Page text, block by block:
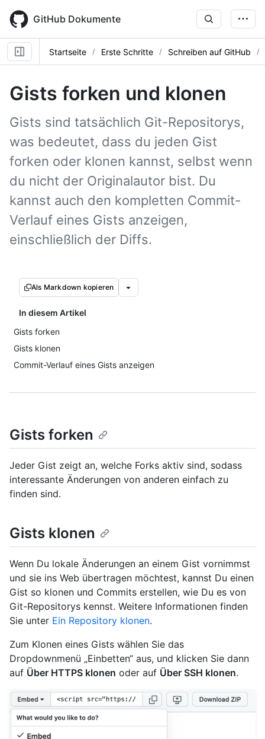
main
content
GitHub Dokumente
Startseite Erste Schritte Schreiben auf GitHub
Gists forken und klonen
Gists sind tatsächlich Git-Repositorys,
was bedeutet, dass du jeden Gist
forken oder klonen kannst, selbst wenn
du nicht der Originalautor bist. Du
kannst auch den kompletten Commit-
Verlauf eines Gists anzeigen,
einschließlich der Diffs.
Als Markdown kopieren
In diesem Artikel
Gists forken
Gists klonen
Commit-Verlauf eines Gists anzeigen
Gists forken
Jeder Gist zeigt an, welche Forks aktiv sind, sodass
interessante Änderungen von anderen einfach zu
finden sind.
Gists klonen
Wenn Du lokale Änderungen an einem Gist vornimmst
und sie ins Web übertragen möchtest, kannst Du einen
Gist so klonen und Commits erstellen, wie Du es von
Git-Repositorys kennst. Weitere Informationen finden
Sie unter Ein Repository klonen.
Zum Klonen eines Gists wählen Sie das
Dropdownmenü „Einbetten“ aus, und klicken Sie dann
auf Über HTTPS klonen oder auf Über SSH klonen.